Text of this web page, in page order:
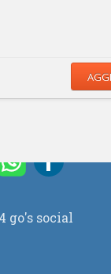
go's social